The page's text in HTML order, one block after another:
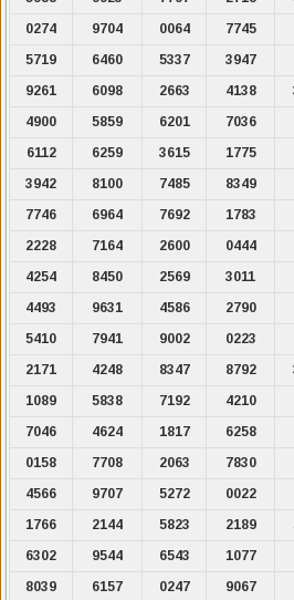
0274
9704 0064 7745
5719
6460 5337 3947
9261
6098 2663 4138
4900
5859 6201 7036
6112
6259 3615 1775
3942
8100 7485 8349
7746
6964 7692 1783
2228
7164 2600 0444
4254
8450 2569 3011
4493
9631 4586 2790
5410
7941 9002 0223
2171
4248 8347 8792
1089
5838 7192 4210
7046
4624 1817 6258
0158
7708 2063 7830
4566
9707 5272 0022
1766
2144 5823 2189
6302
9544 6543 1077
8039
6157 0247 9067